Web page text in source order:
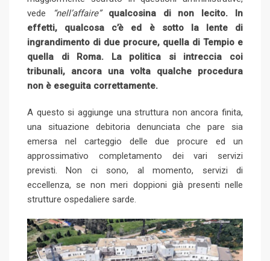
vede “nell’affaire”qualcosina di non lecito. In
effetti, qualcosa c’è ed è sotto la lente di
ingrandimento di due procure, quella di Tempio e
quella di Roma. La politica si intreccia coi
tribunali, ancora una volta qualche procedura
non è eseguita correttamente.
A questo si aggiunge una struttura non ancora finita,
una situazione debitoria denunciata che pare sia
emersa nel carteggio delle due procure ed un
approssimativo completamento dei vari servizi
previsti. Non ci sono, al momento, servizi di
eccellenza, se non meri doppioni già presenti nelle
strutture ospedaliere sarde.